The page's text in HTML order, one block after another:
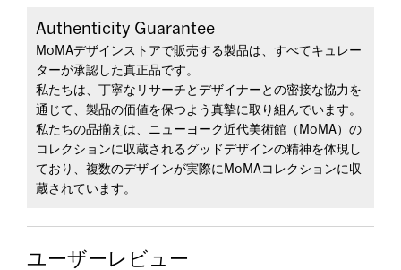
Authenticity Guarantee
MoMAデザインストアで販売する製品は、すべてキュレー
ターが承認した真正品です。
私たちは、丁寧なリサーチとデザイナーとの密接な協力を
通じて、製品の価値を保つよう真摯に取り組んでいます。
私たちの品揃えは、ニューヨーク近代美術館（MoMA）の
コレクションに収蔵されるグッドデザインの精神を体現し
ており、複数のデザインが実際にMoMAコレクションに収
蔵されています。
ユーザーレビュー